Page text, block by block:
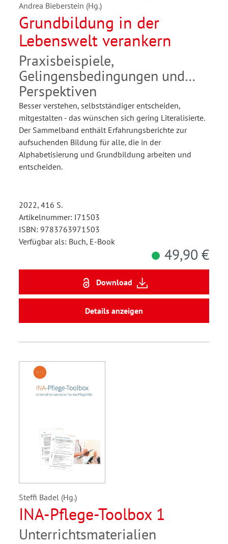
Andrea Bieberstein (Hg.)
Grundbildung in der
Lebenswelt verankern
Praxisbeispiele,
Gelingensbedingungen und
Perspektiven
Besser verstehen, selbstständiger entscheiden,
mitgestalten - das wünschen sich gering Literalisierte.
Der Sammelband enthält Erfahrungsberichte zur
aufsuchenden Bildung für alle, die in der
Alphabetisierung und Grundbildung arbeiten und
entscheiden.
2022, 416 S.
Artikelnummer: I71503
ISBN: 9783763971503
Verfügbar als: Buch, E-Book
49,90 €
Download
Details anzeigen
Steffi Badel (Hg.)
INA-Pflege-Toolbox 1
Unterrichtsmaterialien